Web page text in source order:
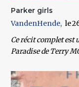
Parker girls
VandenHende
Ce récit complet est
Paradise de Terry